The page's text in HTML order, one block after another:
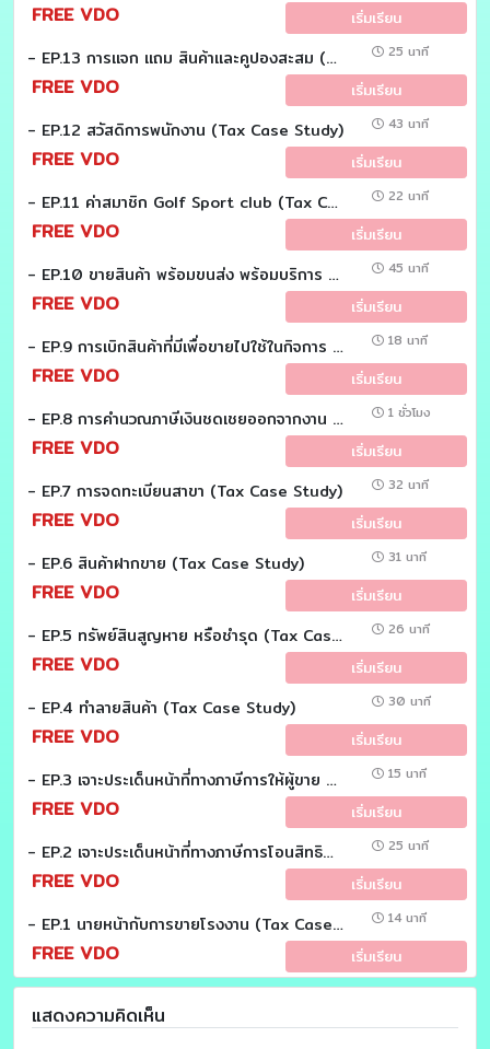
FREE VDO เริ่มเรียน
- EP.13 การแจก แถม สินค้าและคูปองสะสม (Tax Case Study) 25 นาที
FREE VDO เริ่มเรียน
- EP.12 สวัสดิการพนักงาน (Tax Case Study) 43 นาที
FREE VDO เริ่มเรียน
- EP.11 ค่าสมาชิก Golf Sport club (Tax Case Study) 22 นาที
FREE VDO เริ่มเรียน
- EP.10 ขายสินค้า พร้อมขนส่ง พร้อมบริการ (Tax Case Study) 45 นาที
FREE VDO เริ่มเรียน
- EP.9 การเบิกสินค้าที่มีเพื่อขายไปใช้ในกิจการ (Tax Case Study) 18 นาที
FREE VDO เริ่มเรียน
- EP.8 การคำนวณภาษีเงินชดเชยออกจากงาน เงินชดเชยเกษียณอายุ เงินเลิกจ้าง (Tax Case Study) 1 ชั่วโมง
FREE VDO เริ่มเรียน
- EP.7 การจดทะเบียนสาขา (Tax Case Study) 32 นาที
FREE VDO เริ่มเรียน
- EP.6 สินค้าฝากขาย (Tax Case Study) 31 นาที
FREE VDO เริ่มเรียน
- EP.5 ทรัพย์สินสูญหาย หรือชำรุด (Tax Case Study) 26 นาที
FREE VDO เริ่มเรียน
- EP.4 ทำลายสินค้า (Tax Case Study) 30 นาที
FREE VDO เริ่มเรียน
- EP.3 เจาะประเด็นหน้าที่ทางภาษีการให้ผู้ขาย ผู้ผลิตส่งออกแทน (Tax Case Study) 15 นาที
FREE VDO เริ่มเรียน
- EP.2 เจาะประเด็นหน้าที่ทางภาษีการโอนสิทธินำเข้า (Tax Case Study) 25 นาที
FREE VDO เริ่มเรียน
- EP.1 นายหน้ากับการขายโรงงาน (Tax Case study) 14 นาที
FREE VDO เริ่มเรียน
แสดงความคิดเห็น